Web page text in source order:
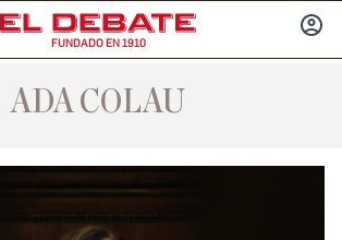
FUNDADO EN 1910
ADA COLAU